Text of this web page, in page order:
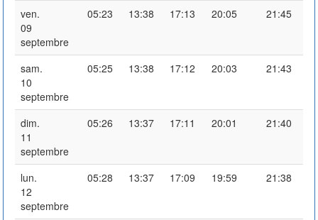
ven.
09
septembre
05:23 13:38 17:13 20:05 21:45
sam.
10
septembre
05:25 13:38 17:12 20:03 21:43
dim.
11
septembre
05:26 13:37 17:11 20:01 21:40
lun.
12
septembre
05:28 13:37 17:09 19:59 21:38